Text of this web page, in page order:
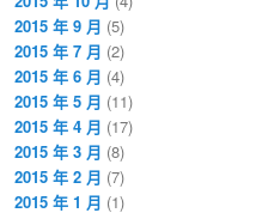
2015 年 9 月 (5)
2015 年 7 月 (2)
2015 年 6 月 (4)
2015 年 5 月 (11)
2015 年 4 月 (17)
2015 年 3 月 (8)
2015 年 2 月 (7)
2015 年 1 月 (1)